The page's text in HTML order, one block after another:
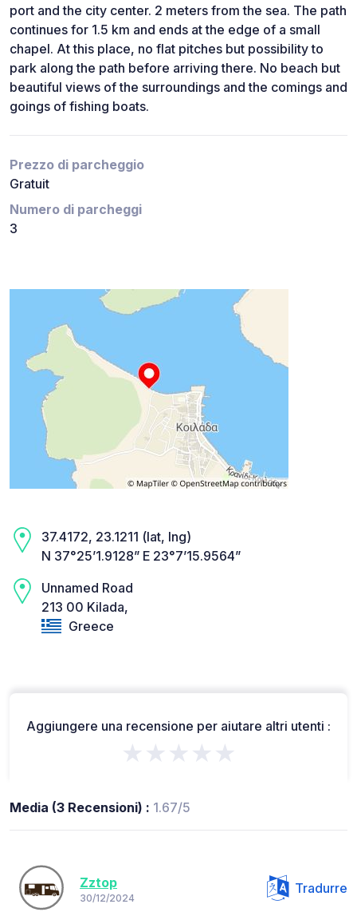
port and the city center. 2 meters from the sea. The path
continues for 1.5 km and ends at the edge of a small
chapel. At this place, no flat pitches but possibility to
park along the path before arriving there. No beach but
beautiful views of the surroundings and the comings and
goings of fishing boats.
Prezzo di parcheggio
Gratuit
Numero di parcheggi
3
37.4172, 23.1211 (lat, lng)
N 37°25’1.9128” E 23°7’15.9564”
Unnamed Road
213 00 Kilada,
Greece
Aggiungere una recensione per aiutare altri utenti :
★★★★★
Media (3 Recensioni) : 1.67/5
Zztop
30/12/2024
Tradurre